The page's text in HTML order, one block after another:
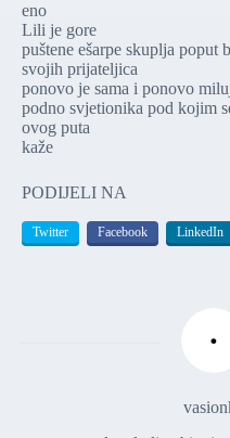
eno
Lili je gore
puštene ešarpe skuplja poput
svojih prijateljica
ponovo je sama i ponovo
podno svjetionika pod kojim
ovog puta
kaže
PODIJELI NA
Twitter Facebook LinkedIn